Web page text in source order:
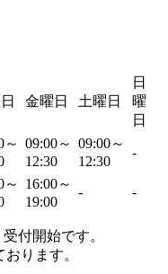
金曜日 土曜日
日
曜
日
～ 09:00～
12:30
09:00～
12:30
-
～
16:00～
19:00
- -
付開始です。
ります。